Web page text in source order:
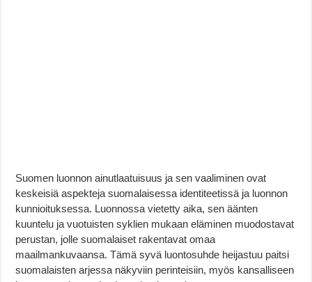
Suomen luonnon ainutlaatuisuus ja sen vaaliminen ovat
keskeisiä aspekteja suomalaisessa identiteetissä ja luonnon
kunnioituksessa. Luonnossa vietetty aika, sen äänten
kuuntelu ja vuotuisten syklien mukaan eläminen muodostavat
perustan, jolle suomalaiset rakentavat omaa
maailmankuvaansa. Tämä syvä luontosuhde heijastuu paitsi
suomalaisten arjessa näkyviin perinteisiin, myös kansalliseen